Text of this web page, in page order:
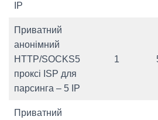
IP
Приватний
анонімний
HTTP/SOCKS5
проксі ISP для
парсинга – 5 IP
1
Приватний